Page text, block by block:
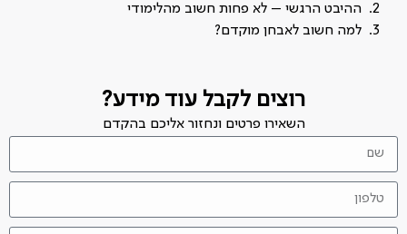
ההיבט הרגשי – לא פחות חשוב מהלימודי
למה חשוב לאבחן מוקדם?
רוצים לקבל עוד מידע?
השאירו פרטים ונחזור אליכם בהקדם